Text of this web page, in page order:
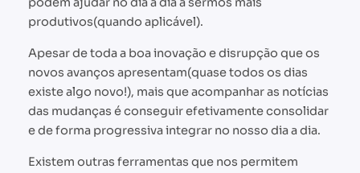
produtivos(quando aplicável).
Apesar de toda a boa inovação e disrupção que os
novos avanços apresentam(quase todos os dias
existe algo novo!), mais que acompanhar as notícias
das mudanças é conseguir efetivamente consolidar
e de forma progressiva integrar no nosso dia a dia.
Existem outras ferramentas que nos permitem